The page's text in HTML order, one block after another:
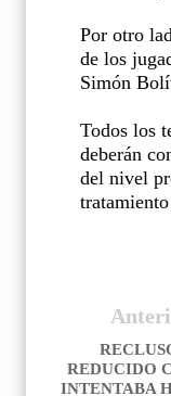
Por otro
de los
Simón
Todos los
deberán
del nivel
REDUCIDO
INTENTABA